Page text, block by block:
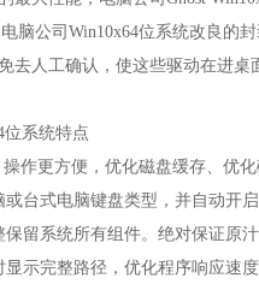
脑公司Win10x64位系统改良的
去人工确认，使这些驱动在进桌
位系统特点
作更方便，优化磁盘缓存、优化
台式电脑键盘类型，并自动开
留系统所有组件。绝对保证原
示完整路径，优化程序响应速